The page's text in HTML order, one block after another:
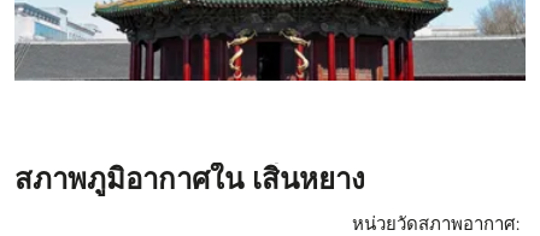
สภาพภูมิอากาศใน เสิ่นหยาง
หน่วยวัดสภาพอากาศ: